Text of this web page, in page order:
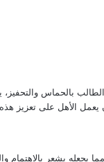
بالحماس
الأهل على تعزيز هذه
يشعر بالاهتمام